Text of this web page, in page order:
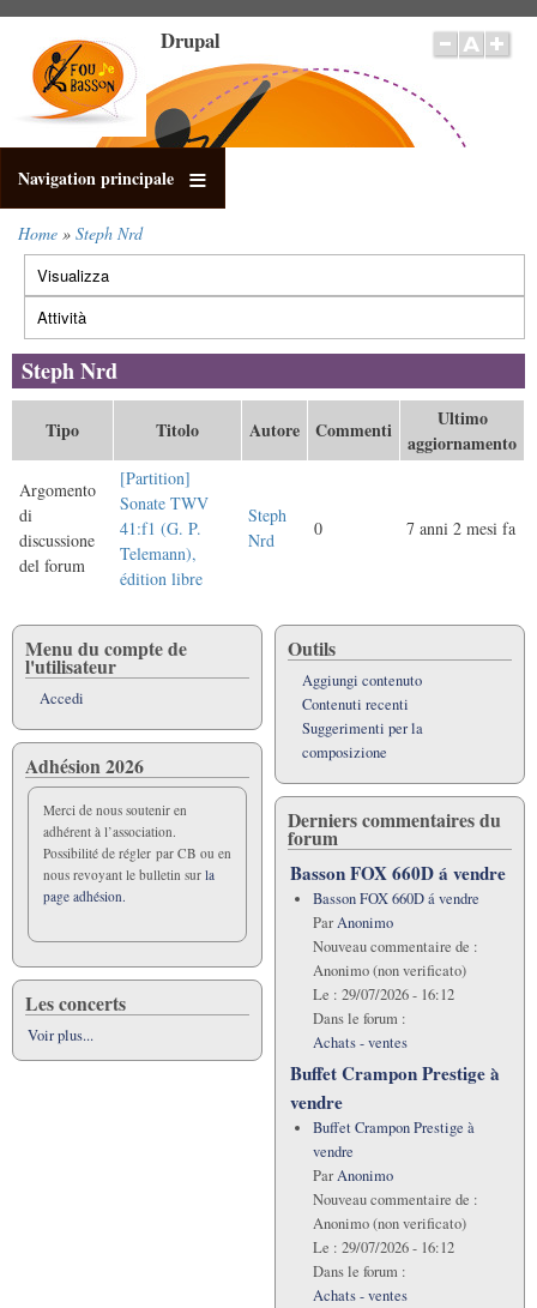
contenuto
principale
Drupal
Navigation principale
Briciole
di
pane
Home Steph Nrd
Schede
primarie
Visualizza
Attività
attiva)
Steph Nrd
Tipo Titolo Autore Commenti
Ultimo
aggiornamento
Argomento
di
discussione
del forum
[Partition]
Sonate TWV
41:f1 (G. P.
Telemann),
édition libre
Steph
Nrd
0 7 anni 2 mesi fa
Menu du compte de
l'utilisateur
Accedi
Adhésion 2026
Merci de nous soutenir en
adhérent à l’association.
Possibilité de régler par CB ou en
nous revoyant le bulletin sur la
page adhésion.
Les concerts
Voir plus...
Outils
Aggiungi contenuto
Contenuti recenti
Suggerimenti per la
composizione
Derniers commentaires du
forum
Basson FOX 660D á vendre
Basson FOX 660D á vendre
ParAnonimo
Nouveau commentaire de :
Anonimo (non verificato)
Le : 29/07/2026 - 16:12
Dans le forum :
Achats - ventes
Buffet Crampon Prestige à
vendre
Buffet Crampon Prestige à
vendre
ParAnonimo
Nouveau commentaire de :
Anonimo (non verificato)
Le : 29/07/2026 - 16:12
Dans le forum :
Achats - ventes